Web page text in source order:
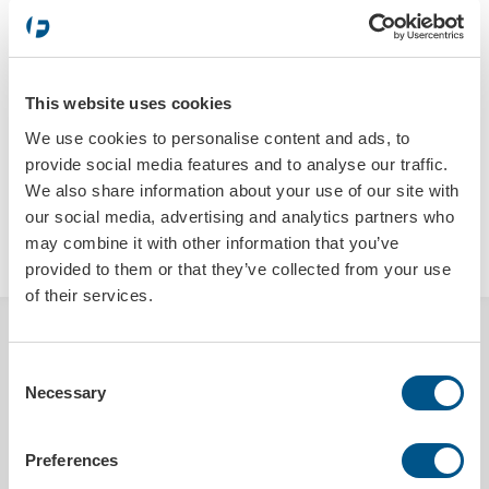
This website uses cookies
We use cookies to personalise content and ads, to
provide social media features and to analyse our traffic.
We also share information about your use of our site with
our social media, advertising and analytics partners who
may combine it with other information that you’ve
provided to them or that they’ve collected from your use
of their services.
Selection
Necessary
Preferences
meddelande
SKICKA
BESKRIVNING
Reflexväst med tryck, inklusive praktisk väska. Kardborreband på
Godkänd enligt standarden EN ISO 20471, Klass 2.